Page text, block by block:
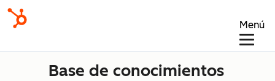
Menú
Base de conocimientos